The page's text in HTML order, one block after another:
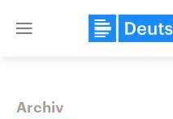
Close
Archiv